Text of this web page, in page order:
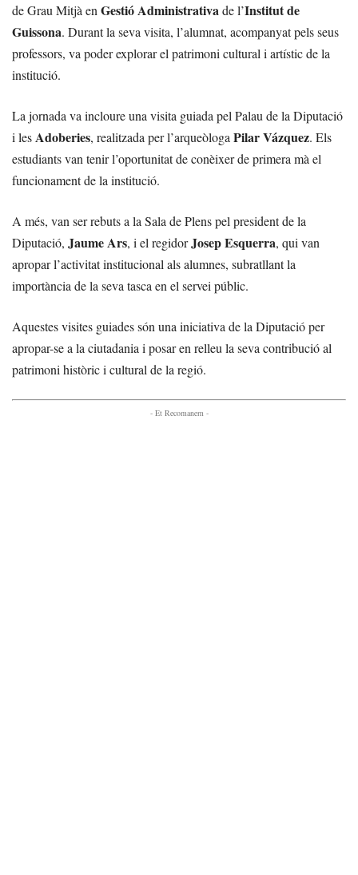
de Grau Mitjà en Gestió Administrativade l’Institut de
Guissona. Durant la seva visita, l’alumnat, acompanyat pels seus
professors, va poder explorar el patrimoni cultural i artístic de la
institució.
La jornada va incloure una visita guiada pel Palau de la Diputació
i lesAdoberies, realitzada per l’arqueòloga Pilar Vázquez. Els
estudiants van tenir l’oportunitat de conèixer de primera mà el
funcionament de la institució.
A més, van ser rebuts a la Sala de Plens pel president de la
Diputació, Jaume Ars, i el regidorJosep Esquerra, qui van
apropar l’activitat institucional als alumnes, subratllant la
importància de la seva tasca en el servei públic.
Aquestes visites guiades són una iniciativa de la Diputació per
apropar-se a la ciutadania i posar en relleu la seva contribució al
patrimoni històric i cultural de la regió.
- Et Recomanem -